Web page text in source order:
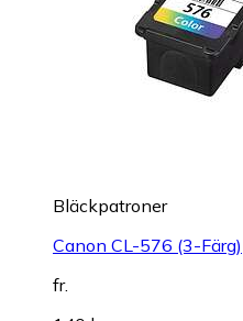
Bläckpatroner
Canon CL-576 (3-Färg)
fr.